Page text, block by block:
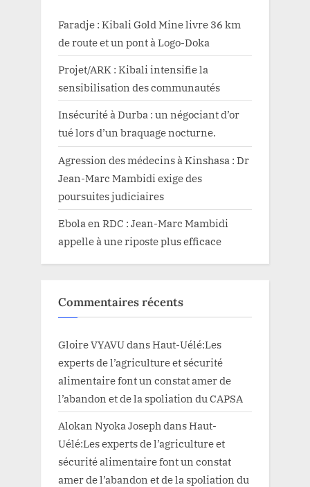
Faradje : Kibali Gold Mine livre 36 km
de route et un pont à Logo-Doka
Projet/ARK : Kibali intensifie la
sensibilisation des communautés
Insécurité à Durba : un négociant d’or
tué lors d’un braquage nocturne.
Agression des médecins à Kinshasa : Dr
Jean-Marc Mambidi exige des
poursuites judiciaires
Ebola en RDC : Jean-Marc Mambidi
appelle à une riposte plus efficace
Commentaires récents
Gloire VYAVUdansHaut-Uélé:Les
experts de l’agriculture et sécurité
alimentaire font un constat amer de
l’abandon et de la spoliation du CAPSA
Alokan Nyoka JosephdansHaut-
Uélé:Les experts de l’agriculture et
sécurité alimentaire font un constat
amer de l’abandon et de la spoliation du